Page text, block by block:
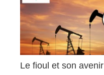
Le fioul et son avenir